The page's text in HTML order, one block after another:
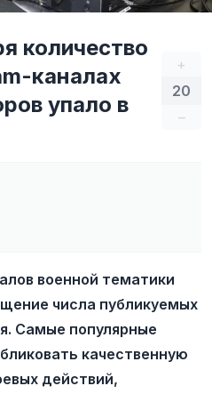
+
20
–
количество
каналах
упало в
военной тематики
числа публикуемых
Самые популярные
качественную
действий,